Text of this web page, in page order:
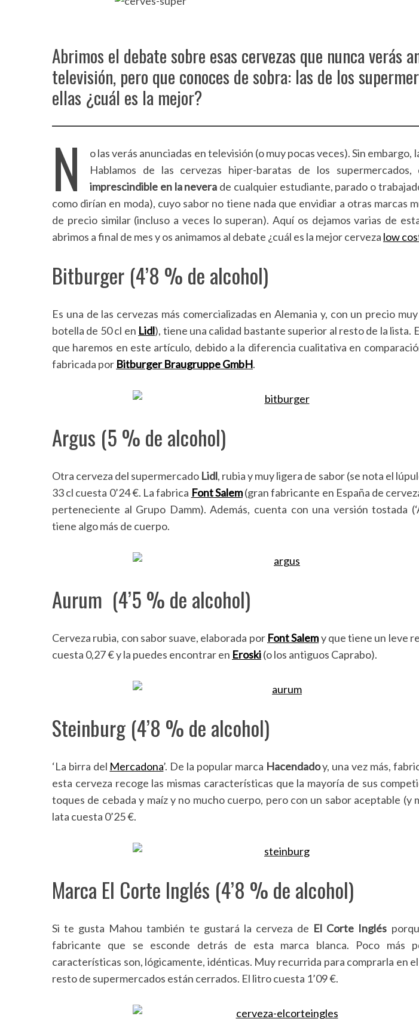
Abrimos el debate sobre esas cervezas que nunca verás
televisión, pero que conoces de sobra: las de los
ellas ¿cuál es la mejor?
N
o las verás anunciadas en televisión (o muy pocas veces). Sin embargo,
Hablamos de las cervezas hiper-baratas de los supermercados,
imprescindible en la nevera de cualquier estudiante, parado o
como dirían en moda), cuyo sabor no tiene nada que envidiar a otras marcas
de precio similar (incluso a veces lo superan). Aquí os dejamos varias de
abrimos a final de mes y os animamos al debate ¿cuál es la mejor cerveza low
Bitburger (4’8 % de alcohol)
Es una de las cervezas más comercializadas en Alemania y, con un precio
botella de 50 cl en Lidl), tiene una calidad bastante superior al resto de la lista.
que haremos en este artículo, debido a la diferencia cualitativa en
fabricada por Bitburger Braugruppe GmbH.
Argus (5 % de alcohol)
Otra cerveza del supermercado Lidl, rubia y muy ligera de sabor (se nota el
33 cl cuesta 0’24 €. La fabrica Font Salem(gran fabricante en España de
perteneciente al Grupo Damm). Además, cuenta con una versión tostada
tiene algo más de cuerpo.
Aurum (4’5 % de alcohol)
Cerveza rubia, con sabor suave, elaborada por Font Salemy que tiene un leve
cuesta 0,27 € y la puedes encontrar en Eroski(o los antiguos Caprabo).
Steinburg (4’8 % de alcohol)
‘La birra del Mercadona’. De la popular marca Hacendadoy, una vez más,
esta cerveza recoge las mismas características que la mayoría de sus
toques de cebada y maíz y no mucho cuerpo, pero con un sabor aceptable (y
lata cuesta 0’25 €.
Marca El Corte Inglés (4’8 % de alcohol)
Si te gusta Mahou también te gustará la cerveza de El Corte Inglés
fabricante que se esconde detrás de esta marca blanca. Poco más
características son, lógicamente, idénticas. Muy recurrida para comprarla en el
resto de supermercados están cerrados. El litro cuesta 1’09 €.
c
h
o
: